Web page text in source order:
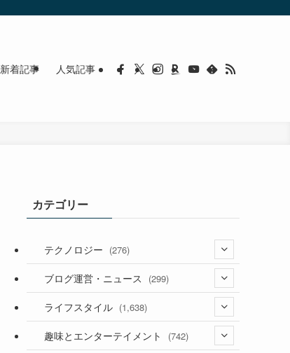
新着記事 人気記事
カテゴリー
テクノロジー (276)
(36)
(187)
(53)
ブログ運営・ニュース (299)
(118)
(181)
ライフスタイル (1,638)
(394)
趣味とエンターテイメント (742)